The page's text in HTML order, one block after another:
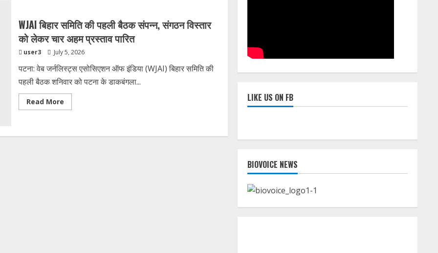
WJAI बिहार समिति की पहली बैठक संपन्न, संगठन विस्तार
को लेकर चार अहम प्रस्ताव पारित
user3 July 5, 2026
पटना: वेब जर्नलिस्ट्स एसोसिएशन ऑफ इंडिया (WJAI) बिहार समिति की
पहली बैठक शनिवार को पटना के डाकबंगला...
Read MoreRead
more
समिति
LIKE US ON FB
BIOVOICE NEWS